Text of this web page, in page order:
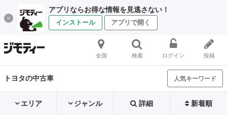
アプリならお得な情報を見逃さない！
インストール アプリで開く
全国 検索 ログイン 投稿
トヨタの中古車 人気キーワード
エリア ジャンル 詳細 新着順